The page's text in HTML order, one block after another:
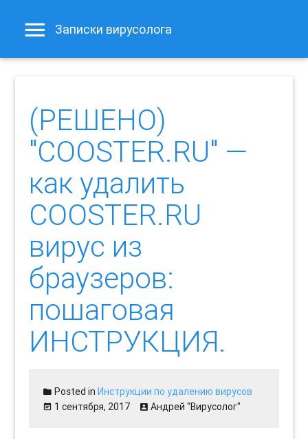
Записки вирусолога
(РЕШЕНО)
"COOSTER.RU" —
как удалить
COOSTER.RU
вирус из
браузеров:
пошаговая
ИНСТРУКЦИЯ.
Posted inИнструкции по удалению вирусов
1 сентября, 2017
Андрей "Вирусолог"